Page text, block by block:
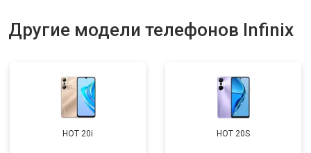
Другие модели телефонов Infinix
HOT 20i HOT 20S